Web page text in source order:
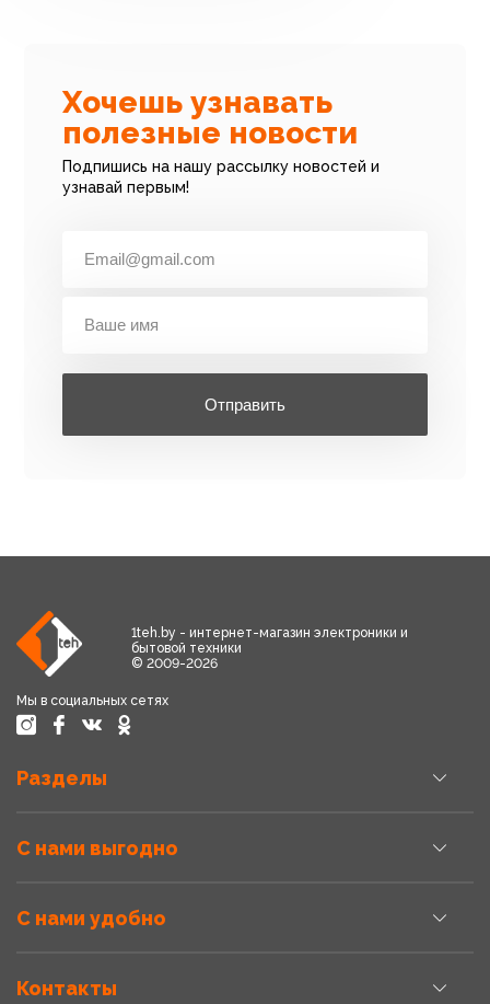
Хочешь узнавать
полезные новости
Подпишись на нашу рассылку новостей и
узнавай первым!
Отправить
1teh.by - интернет-магазин электроники и
бытовой техники
© 2009-2026
Мы в социальных сетях
Разделы
С нами выгодно
С нами удобно
Контакты